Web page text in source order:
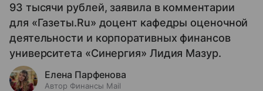
93 тысячи рублей, заявила в комментарии
для «Газеты.Ru» доцент кафедры оценочной
деятельности и корпоративных финансов
университета «Синергия» Лидия Мазур.
Елена Парфенова
Автор Финансы Mail